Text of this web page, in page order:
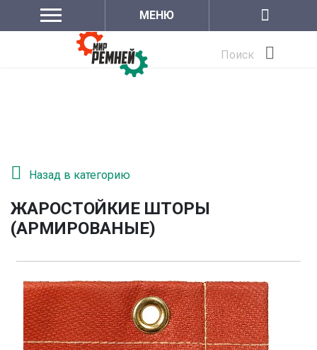
МЕНЮ
Поиск
Назад в категорию
ЖАРОСТОЙКИЕ ШТОРЫ
(АРМИРОВАНЫЕ)